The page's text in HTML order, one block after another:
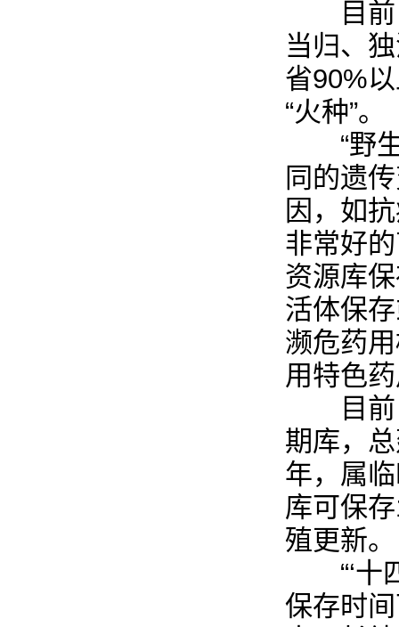
目前，
当归、
省90%
“火种”。
“野生
同的遗
因，如
非常好
资源库
活体保
濒危药
用特色
目前，
期库，
年，属
库可保
殖更新。
“‘十四
保存时